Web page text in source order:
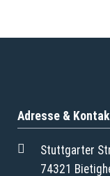
Adresse &
Stuttgarter
74321